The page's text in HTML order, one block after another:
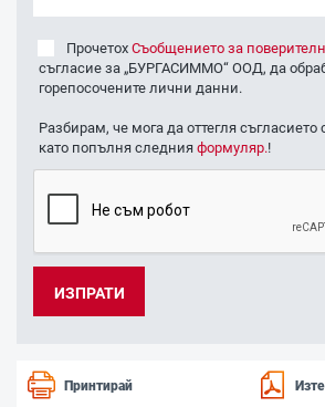
Прочетох Съобщението за
съгласие за „БУРГАСИММО“ ООД, да
горепосочените лични данни.
Разбирам, че мога да оттегля съгласието
като попълня следния формуляр.!
Принтирай